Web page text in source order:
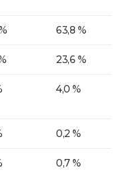
63,8 %
23,6 %
4,0 %
0,2 %
0,7 %